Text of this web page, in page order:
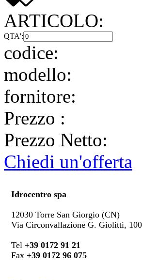
ARTICOLO:
QTA':
codice:
modello:
fornitore:
Prezzo :
Prezzo Netto:
Chiedi un'offerta
Idrocentro spa
12030 Torre San Giorgio (CN)
Via Circonvallazione G. Giolitti, 100
Tel +39 0172 91 21
Fax +39 0172 96 075